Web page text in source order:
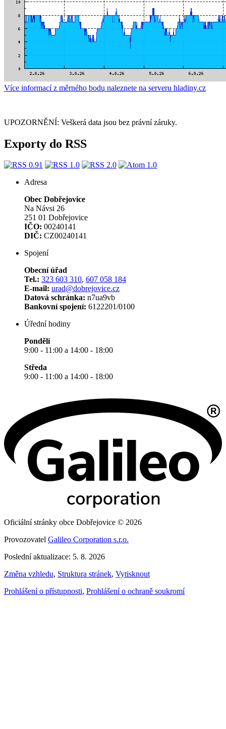
Více informací z měrného bodu naleznete na serveru hladiny.cz
UPOZORNĚNÍ: Veškerá data jsou bez právní záruky.
Exporty do RSS
Adresa
Obec Dobřejovice
Na Návsi 26
251 01 Dobřejovice
IČO: 00240141
DIČ: CZ00240141
Spojení
Obecní úřad
Tel.: 323 603 310, 607 058 184
E-mail: urad@dobrejovice.cz
Datová schránka: n7ua9vb
Bankovní spojení: 6122201/0100
Úřední hodiny
Pondělí
9:00 - 11:00 a 14:00 - 18:00
Středa
9:00 - 11:00 a 14:00 - 18:00
Oficiální stránky obce Dobřejovice © 2026
Provozovatel Galileo Corporation s.r.o.
Poslední aktualizace: 5. 8. 2026
Změna vzhledu, Struktura stránek, Vytisknout
Prohlášení o přístupnosti, Prohlášení o ochraně soukromí